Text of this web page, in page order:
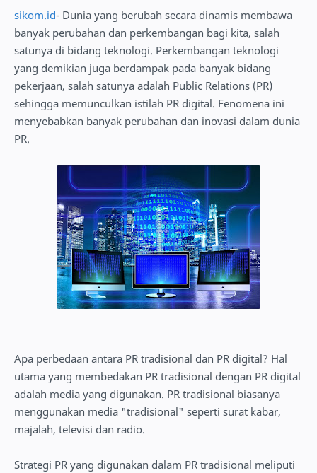
sikom.id- Dunia yang berubah secara dinamis membawa
banyak perubahan dan perkembangan bagi kita, salah
satunya di bidang teknologi. Perkembangan teknologi
yang demikian juga berdampak pada banyak bidang
pekerjaan, salah satunya adalah Public Relations (PR)
sehingga memunculkan istilah PR digital. Fenomena ini
menyebabkan banyak perubahan dan inovasi dalam dunia
PR.
Apa perbedaan antara PR tradisional dan PR digital? Hal
utama yang membedakan PR tradisional dengan PR digital
adalah media yang digunakan. PR tradisional biasanya
menggunakan media "tradisional" seperti surat kabar,
majalah, televisi dan radio.
Strategi PR yang digunakan dalam PR tradisional meliputi